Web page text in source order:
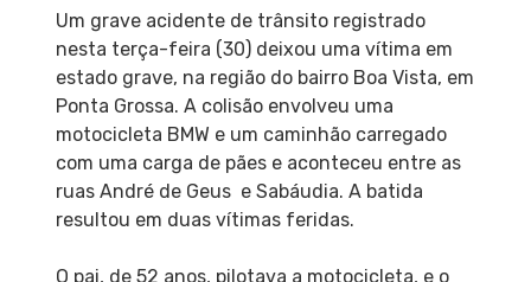
Um grave acidente de trânsito registrado
nesta terça-feira (30) deixou uma vítima em
estado grave, na região do bairro Boa Vista, em
Ponta Grossa. A colisão envolveu uma
motocicleta BMW e um caminhão carregado
com uma carga de pães e aconteceu entre as
ruas André de Geus e Sabáudia. A batida
resultou em duas vítimas feridas.
O pai, de 52 anos, pilotava a motocicleta, e o